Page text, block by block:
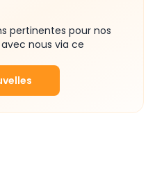
pertinentes pour nos
nous via ce